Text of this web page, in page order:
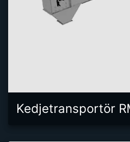
Kedjetransportör